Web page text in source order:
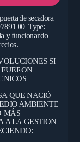
de secadora
00 Type:
y funcionando
SI
QUE NACIÓ
AMBIENTE
MÁS
A LA GESTION